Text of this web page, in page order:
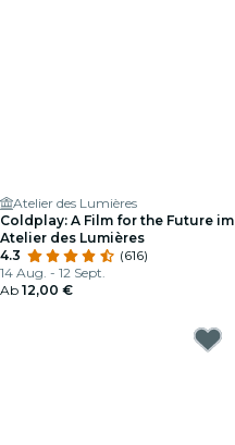
Atelier des Lumières
Coldplay: A Film for the Future im
Atelier des Lumières
4.3
(616)
14 Aug. - 12 Sept.
Ab 12,00 €